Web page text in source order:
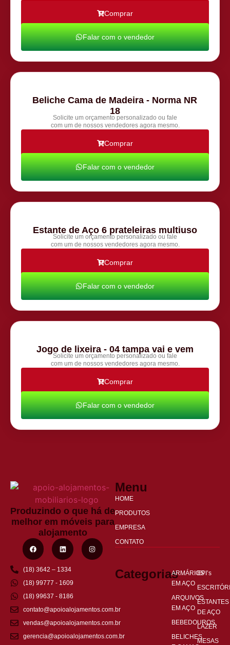
Comprar
Falar com o vendedor
Beliche Cama de Madeira - Norma NR
18
Solicite um orçamento personalizado ou fale
com um de nossos vendedores agora mesmo.
Comprar
Falar com o vendedor
Estante de Aço 6 prateleiras multiuso
Solicite um orçamento personalizado ou fale
com um de nossos vendedores agora mesmo.
Comprar
Falar com o vendedor
Jogo de lixeira - 04 tampa vai e vem
Solicite um orçamento personalizado ou fale
com um de nossos vendedores agora mesmo.
Comprar
Falar com o vendedor
Produzindo o que há de
melhor em móveis para
alojamento
(18) 3642 – 1334
(18) 99777 - 1609
(18) 99637 - 8186
contato@apoioalojamentos.com.br
vendas@apoioalojamentos.com.br
gerencia@apoioalojamentos.com.br
Menu
HOME
PRODUTOS
EMPRESA
CONTATO
CategoriasARMÁRIOS
EM AÇO
ARQUIVOS
EM AÇO
BEBEDOUROS
BELICHES
EPI’s
ESTANTES
DE AÇO
LAZER
MESAS